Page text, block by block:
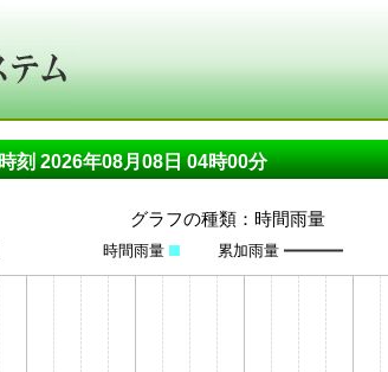
刻 2026年08月08日 04時00分
グラフの種類：時間雨量
時間雨量 累加雨量